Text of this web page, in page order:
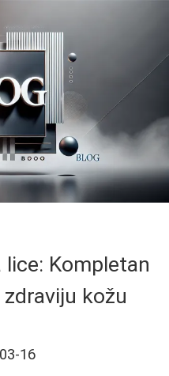
Kompletan
kožu
16